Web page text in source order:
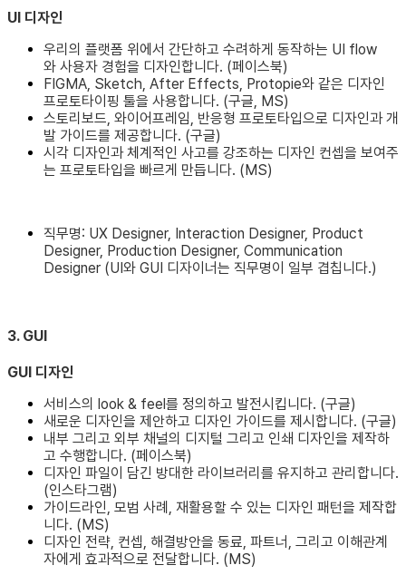
UI 디자인
우리의 플랫폼 위에서 간단하고 수려하게 동작하는 UI flow
와 사용자 경험을 디자인합니다. (페이스북)
FIGMA, Sketch, After Effects, Protopie와 같은 디자인
프로토타이핑 툴을 사용합니다. (구글, MS)
스토리보드, 와이어프레임, 반응형 프로토타입으로 디자인과 개
발 가이드를 제공합니다. (구글)
시각 디자인과 체계적인 사고를 강조하는 디자인 컨셉을 보여주
는 프로토타입을 빠르게 만듭니다. (MS)
직무명: UX Designer, Interaction Designer, Product
Designer, Production Designer, Communication
Designer (UI와 GUI 디자이너는 직무명이 일부 겹칩니다.)
3. GUI
GUI 디자인
서비스의 look & feel를 정의하고 발전시킵니다. (구글)
새로운 디자인을 제안하고 디자인 가이드를 제시합니다. (구글)
내부 그리고 외부 채널의 디지털 그리고 인쇄 디자인을 제작하
고 수행합니다. (페이스북)
디자인 파일이 담긴 방대한 라이브러리를 유지하고 관리합니다.
(인스타그램)
가이드라인, 모범 사례, 재활용할 수 있는 디자인 패턴을 제작합
니다. (MS)
디자인 전략, 컨셉, 해결방안을 동료, 파트너, 그리고 이해관계
자에게 효과적으로 전달합니다. (MS)